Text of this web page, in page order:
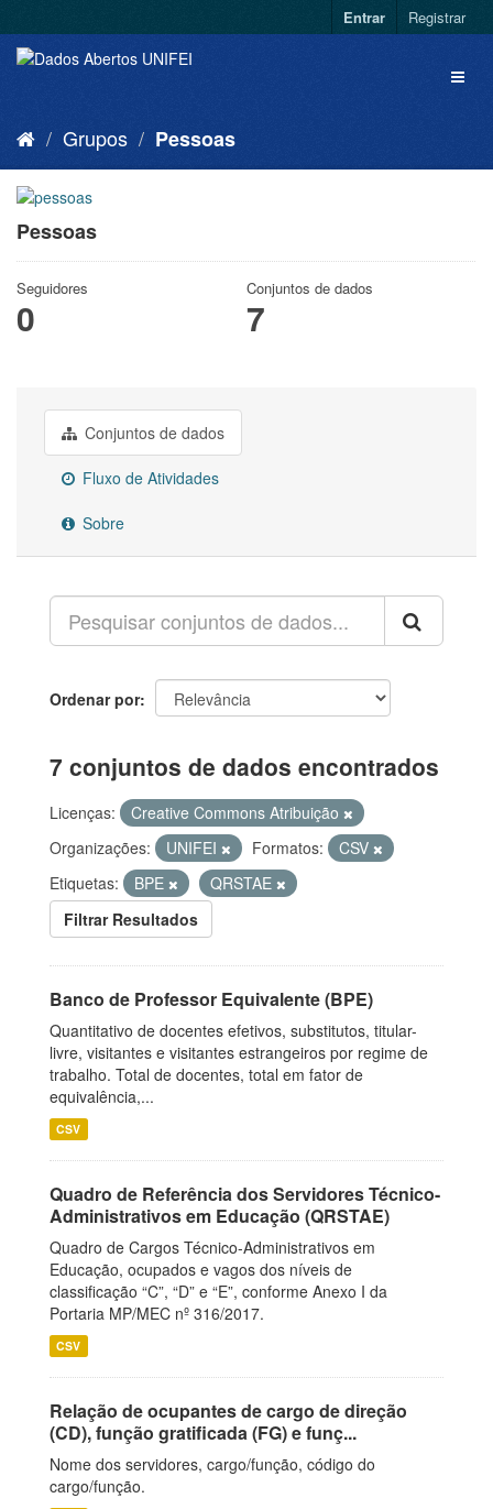
Entrar Registrar
Grupos Pessoas
Pessoas
Seguidores
0
Conjuntos de dados
7
Conjuntos de dados
Fluxo de Atividades
Sobre
Ordenar por
7 conjuntos de dados encontrados
Licenças:
Creative Commons Atribuição
Organizações:
UNIFEI Formatos:
CSV
Etiquetas:
BPE
QRSTAE
Filtrar Resultados
Banco de Professor Equivalente (BPE)
Quantitativo de docentes efetivos, substitutos, titular-
livre, visitantes e visitantes estrangeiros por regime de
trabalho. Total de docentes, total em fator de
equivalência,...
CSV
Quadro de Referência dos Servidores Técnico-
Administrativos em Educação (QRSTAE)
Quadro de Cargos Técnico-Administrativos em
Educação, ocupados e vagos dos níveis de
classificação “C”, “D” e “E”, conforme Anexo I da
Portaria MP/MEC nº 316/2017.
CSV
Relação de ocupantes de cargo de direção
(CD), função gratificada (FG) e funç...
Nome dos servidores, cargo/função, código do
cargo/função.